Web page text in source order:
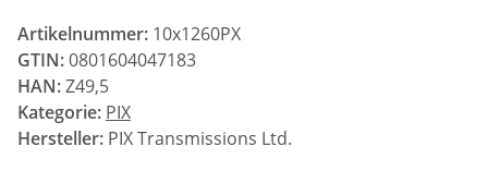
Artikelnummer: 10x1260PX
GTIN:0801604047183
HAN:Z49,5
Kategorie: PIX
Hersteller: PIX Transmissions Ltd.